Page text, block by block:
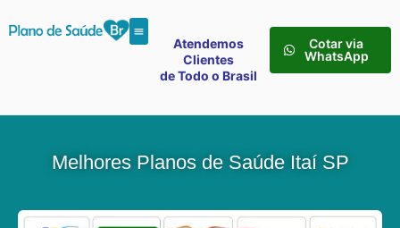
Atendemos
Clientes
de Todo o Brasil
Cotar via
WhatsApp
Melhores Planos de Saúde Itaí SP